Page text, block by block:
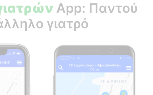
App: Παντού
γιατρό